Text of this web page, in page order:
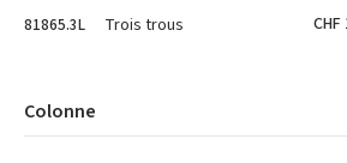
81865.3L Trois trous
Colonne